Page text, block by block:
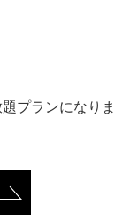
プランになりま